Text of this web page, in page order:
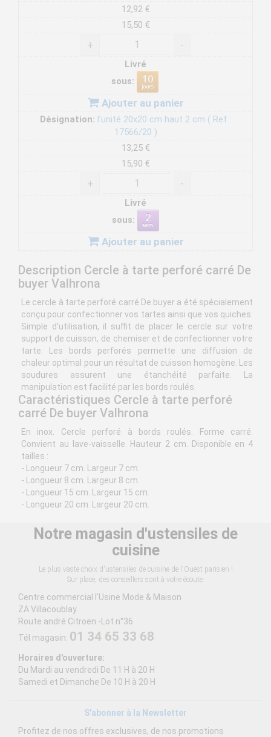
12,92 €
15,50 €
+ -
Livré
sous:
Ajouter au panier
Désignation: l'unité 20x20 cm haut 2 cm ( Ref :
17566/20 )
13,25 €
15,90 €
+ -
Livré
sous:
Ajouter au panier
Description Cercle à tarte perforé carré De
buyer Valhrona
Le cercle à tarte perforé carré De buyer a été spécialement
conçu pour confectionner vos tartes ainsi que vos quiches.
Simple d'utilisation, il suffit de placer le cercle sur votre
support de cuisson, de chemiser et de confectionner votre
tarte. Les bords perforés permette une diffusion de
chaleur optimal pour un résultat de cuisson homogène. Les
soudures assurent une étanchéité parfaite. La
manipulation est facilité par les bords roulés.
Caractéristiques Cercle à tarte perforé
carré De buyer Valhrona
En inox. Cercle perforé à bords roulés. Forme carré.
Convient au lave-vaisselle. Hauteur 2 cm. Disponible en 4
tailles :
- Longueur 7 cm. Largeur 7 cm.
- Longueur 8 cm. Largeur 8 cm.
- Longueur 15 cm. Largeur 15 cm.
- Longueur 20 cm. Largeur 20 cm.
Notre magasin d'ustensiles de
cuisine
Le plus vaste choix d'ustensiles de cuisine de l'Ouest parisien !
Sur place, des conseillers sont à votre écoute.
Centre commercial l'Usine Mode & Maison
ZA Villacoublay
Route andré Citroën -Lot n°36
Tél magasin: 01 34 65 33 68
Horaires d'ouverture:
Du Mardi au vendredi De 11 H à 20 H
Samedi et Dimanche De 10 H à 20 H
S'abonner à la Newsletter
Profitez de nos offres exclusives, de nos promotions